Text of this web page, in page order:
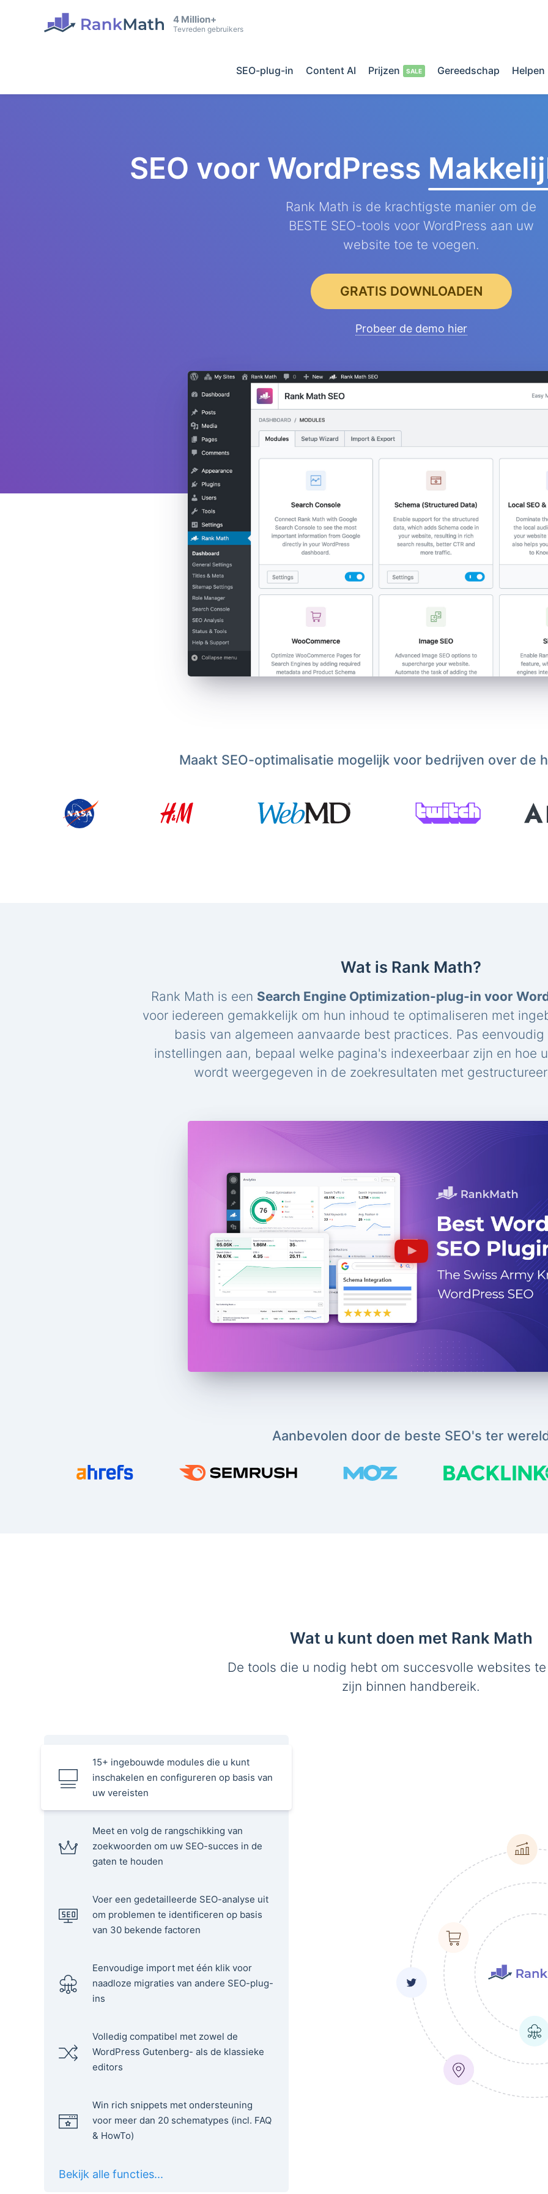
4 Million+
Tevreden gebruikers
SEO-plug-in Content AI Prijzen Gereedschap Helpen
SEO voor WordPress
Rank Math is de krachtigste manier om de
BESTE SEO-tools voor WordPress aan uw
website toe te voegen.
GRATIS DOWNLOADEN
Probeer de demo hier
Maakt SEO-optimalisatie mogelijk voor bedrijven over de
Wat is Rank Math?
Rank Math is een Search Engine Optimization-plug-in voor
voor iedereen gemakkelijk om hun inhoud te optimaliseren met
basis van algemeen aanvaarde best practices. Pas
instellingen aan, bepaal welke pagina's indexeerbaar zijn en hoe
wordt weergegeven in de zoekresultaten met
Aanbevolen door de beste SEO's ter
Wat u kunt doen met Rank Math
De tools die u nodig hebt om succesvolle websites
zijn binnen handbereik.
15+ ingebouwde modules die u kunt
inschakelen en configureren op basis van
uw vereisten
Meet en volg de rangschikking van
zoekwoorden om uw SEO-succes in de
gaten te houden
Voer een gedetailleerde SEO-analyse uit
om problemen te identificeren op basis
van 30 bekende factoren
Eenvoudige import met één klik voor
naadloze migraties van andere SEO-plug-
ins
Volledig compatibel met zowel de
WordPress Gutenberg- als de klassieke
editors
Win rich snippets met ondersteuning
voor meer dan 20 schematypes (incl. FAQ
& HowTo)
Bekijk alle functies...